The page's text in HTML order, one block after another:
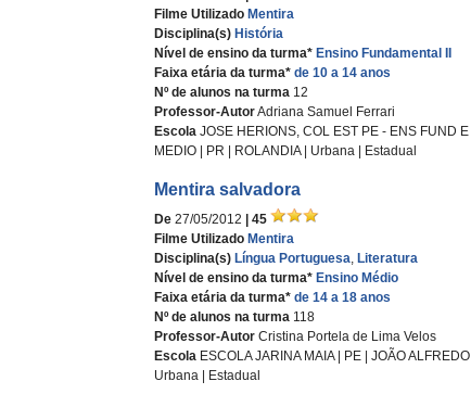
Filme Utilizado Mentira
Disciplina(s) História
Nível de ensino da turma* Ensino Fundamental II
Faixa etária da turma* de 10 a 14 anos
Nº de alunos na turma 12
Professor-AutorAdriana Samuel Ferrari
Escola JOSE HERIONS, COL EST PE - ENS FUND E
MEDIO | PR | ROLANDIA | Urbana | Estadual
Mentira salvadora
De 27/05/2012
| 45
Filme Utilizado Mentira
Disciplina(s) Língua Portuguesa, Literatura
Nível de ensino da turma* Ensino Médio
Faixa etária da turma* de 14 a 18 anos
Nº de alunos na turma 118
Professor-Autor Cristina Portela de Lima Velos
Escola ESCOLA JARINA MAIA | PE | JOÃO ALFREDO |
Urbana | Estadual